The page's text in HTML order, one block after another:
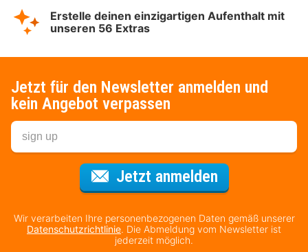
Erstelle deinen einzigartigen Aufenthalt mit
unseren 56 Extras
Jetzt für den Newsletter anmelden und
kein Angebot verpassen
Jetzt anmeldenFür den
Wir verarbeiten Ihre personenbezogenen Daten gemäß unserer
Datenschutzrichtlinie. Die Abmeldung vom Newsletter ist
jederzeit möglich.